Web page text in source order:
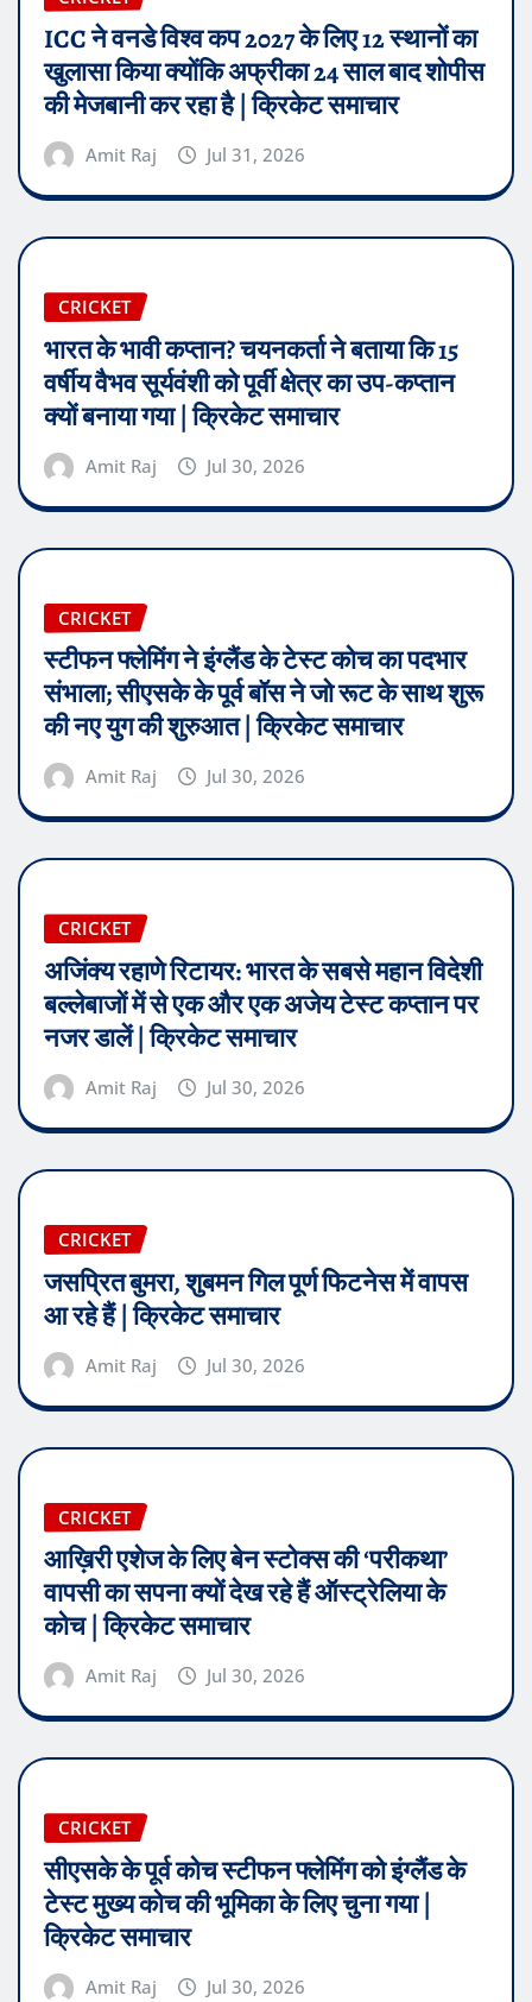
ICC ने वनडे विश्व कप 2027 के लिए 12 स्थानों का
खुलासा किया क्योंकि अफ्रीका 24 साल बाद शोपीस
की मेजबानी कर रहा है | क्रिकेट समाचार
Amit Raj Jul 31, 2026
CRICKET
भारत के भावी कप्तान? चयनकर्ता ने बताया कि 15
वर्षीय वैभव सूर्यवंशी को पूर्वी क्षेत्र का उप-कप्तान
क्यों बनाया गया | क्रिकेट समाचार
Amit Raj Jul 30, 2026
CRICKET
स्टीफन फ्लेमिंग ने इंग्लैंड के टेस्ट कोच का पदभार
संभाला; सीएसके के पूर्व बॉस ने जो रूट के साथ शुरू
की नए युग की शुरुआत | क्रिकेट समाचार
Amit Raj Jul 30, 2026
CRICKET
अजिंक्य रहाणे रिटायर: भारत के सबसे महान विदेशी
बल्लेबाजों में से एक और एक अजेय टेस्ट कप्तान पर
नजर डालें | क्रिकेट समाचार
Amit Raj Jul 30, 2026
CRICKET
जसप्रित बुमरा, शुबमन गिल पूर्ण फिटनेस में वापस
आ रहे हैं | क्रिकेट समाचार
Amit Raj Jul 30, 2026
CRICKET
आख़िरी एशेज के लिए बेन स्टोक्स की ‘परीकथा’
वापसी का सपना क्यों देख रहे हैं ऑस्ट्रेलिया के
कोच | क्रिकेट समाचार
Amit Raj Jul 30, 2026
CRICKET
सीएसके के पूर्व कोच स्टीफन फ्लेमिंग को इंग्लैंड के
टेस्ट मुख्य कोच की भूमिका के लिए चुना गया |
क्रिकेट समाचार
Amit Raj Jul 30, 2026